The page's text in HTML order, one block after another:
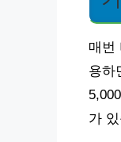
매번
용하
가